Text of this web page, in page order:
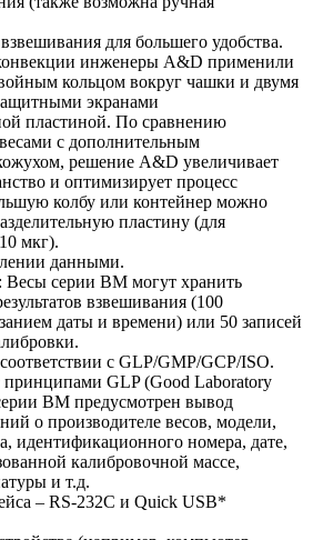
для большего удобства.
инженеры A&D применили
кольцом вокруг чашки и двумя
экранами
пластиной. По сравнению
с дополнительным
решение A&D увеличивает
и оптимизирует процесс
колбу или контейнер можно
пластину (для
мкг).
данными.
серии ВМ могут хранить
взвешивания (100
даты и времени) или 50 записей
с GLP/GMP/GCP/ISO.
принципами GLP (Good Laboratory
ВМ предусмотрен вывод
о производителе весов, модели,
идентификационного номера, дате,
калибровочной массе,
и т.д.
– RS-232C и Quick USB*